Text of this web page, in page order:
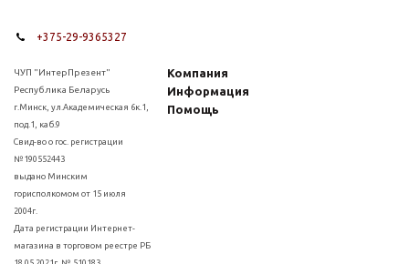
+375-29-9365327
ЧУП "ИнтерПрезент"
Республика Беларусь
г.Минск, ул.Академическая 6к.1,
под.1, каб.9
Свид-во о гос. регистрации
№190552443
выдано Минским
горисполкомом от 15 июля
2004г.
Дата регистрации Интернет-
магазина в торговом реестре РБ
Компания
Информация
Помощь